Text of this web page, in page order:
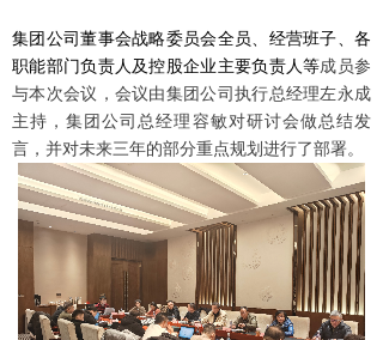
集团公司董事会战略委员会全员、经营班子、各
职能部门负责人及控股企业主要负责人等成员参
与本次会议，会议由集团公司执行总经理左永成
主持，集团公司总经理容敏对研讨会做总结发
言，并对未来三年的部分重点规划进行了部署。